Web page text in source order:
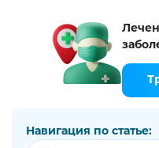
Навигация по статье: